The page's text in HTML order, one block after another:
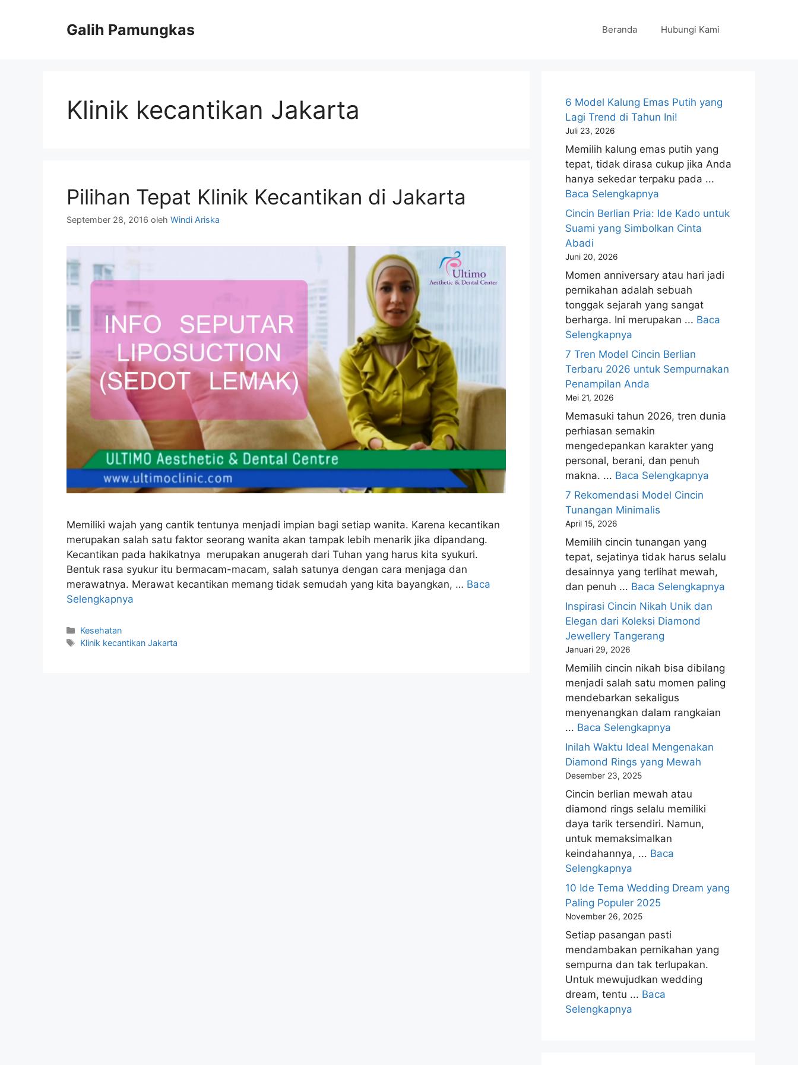
Galih Pamungkas Beranda Hubungi Kami
Klinik kecantikan Jakarta
Pilihan Tepat Klinik Kecantikan di Jakarta
September 28, 2016 oleh Windi Ariska
Memiliki wajah yang cantik tentunya menjadi impian bagi setiap wanita. Karena kecantikan
merupakan salah satu faktor seorang wanita akan tampak lebih menarik jika dipandang.
Kecantikan pada hakikatnya merupakan anugerah dari Tuhan yang harus kita syukuri.
Bentuk rasa syukur itu bermacam-macam, salah satunya dengan cara menjaga dan
merawatnya. Merawat kecantikan memang tidak semudah yang kita bayangkan, … Baca
Selengkapnya
Kategori
Kesehatan
Tag
Klinik kecantikan Jakarta
6 Model Kalung Emas Putih yang
Lagi Trend di Tahun Ini!
Juli 23, 2026
Memilih kalung emas putih yang
tepat, tidak dirasa cukup jika Anda
hanya sekedar terpaku pada ...
Baca Selengkapnya
Cincin Berlian Pria: Ide Kado untuk
Suami yang Simbolkan Cinta
Abadi
Juni 20, 2026
Momen anniversary atau hari jadi
pernikahan adalah sebuah
tonggak sejarah yang sangat
berharga. Ini merupakan ... Baca
Selengkapnya
7 Tren Model Cincin Berlian
Terbaru 2026 untuk Sempurnakan
Penampilan Anda
Mei 21, 2026
Memasuki tahun 2026, tren dunia
perhiasan semakin
mengedepankan karakter yang
personal, berani, dan penuh
makna. ... Baca Selengkapnya
7 Rekomendasi Model Cincin
Tunangan Minimalis
April 15, 2026
Memilih cincin tunangan yang
tepat, sejatinya tidak harus selalu
desainnya yang terlihat mewah,
dan penuh ... Baca Selengkapnya
Inspirasi Cincin Nikah Unik dan
Elegan dari Koleksi Diamond
Jewellery Tangerang
Januari 29, 2026
Memilih cincin nikah bisa dibilang
menjadi salah satu momen paling
mendebarkan sekaligus
menyenangkan dalam rangkaian
... Baca Selengkapnya
Inilah Waktu Ideal Mengenakan
Diamond Rings yang Mewah
Desember 23, 2025
Cincin berlian mewah atau
diamond rings selalu memiliki
daya tarik tersendiri. Namun,
untuk memaksimalkan
keindahannya, ... Baca
Selengkapnya
10 Ide Tema Wedding Dream yang
Paling Populer 2025
November 26, 2025
Setiap pasangan pasti
mendambakan pernikahan yang
sempurna dan tak terlupakan.
Untuk mewujudkan wedding
dream, tentu ... Baca
Selengkapnya